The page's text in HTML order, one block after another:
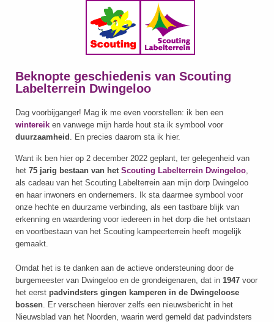
Beknopte geschiedenis van Scouting
Labelterrein Dwingeloo
Dag voorbijganger! Mag ik me even voorstellen: ik ben een
wintereik en vanwege mijn harde hout sta ik symbool voor
duurzaamheid . En precies daarom sta ik hier.
Want ik ben hier op 2 december 2022 geplant, ter gelegenheid van
het 75 jarig bestaan van het Scouting Labelterrein Dwingeloo,
als cadeau van het Scouting Labelterrein aan mijn dorp Dwingeloo
en haar inwoners en ondernemers. Ik sta daarmee symbool voor
onze hechte en duurzame verbinding, als een tastbare blijk van
erkenning en waardering voor iedereen in het dorp die het ontstaan
en voortbestaan van het Scouting kampeerterrein heeft mogelijk
gemaakt.
Omdat het is te danken aan de actieve ondersteuning door de
burgemeester van Dwingeloo en de grondeigenaren, dat in 1947 voor
het eerst padvindsters gingen kamperen in de Dwingeloose
bossen. Er verscheen hierover zelfs een nieuwsbericht in het
Nieuwsblad van het Noorden, waarin werd gemeld dat padvindsters